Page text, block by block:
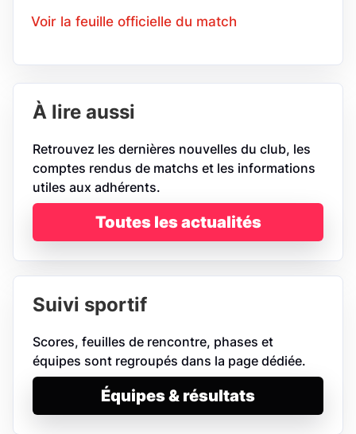
Voir la feuille officielle du match
À lire aussi
Retrouvez les dernières nouvelles du club, les
comptes rendus de matchs et les informations
utiles aux adhérents.
Toutes les actualités
Suivi sportif
Scores, feuilles de rencontre, phases et
équipes sont regroupés dans la page dédiée.
Équipes & résultats